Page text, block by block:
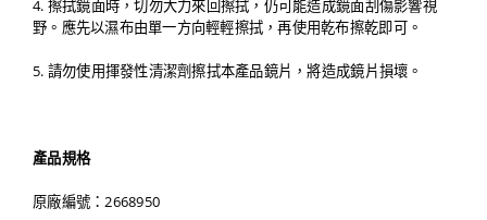
4. 擦拭鏡面時，切勿大力來回擦拭，仍可能造成鏡面刮傷影響視
野。應先以濕布由單一方向輕輕擦拭，再使用乾布擦乾即可。
5. 請勿使用揮發性清潔劑擦拭本產品鏡片，將造成鏡片損壞。
產品規格
原廠編號：2668950